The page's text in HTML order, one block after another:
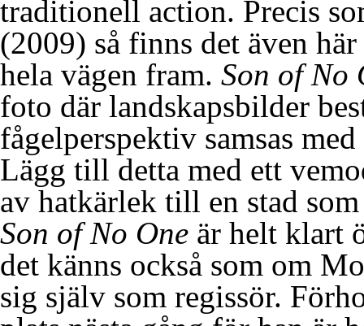
traditionell action. Precis
(2009) så finns det även
hela vägen fram. Son of No
foto där landskapsbilder
fågelperspektiv samsas
Lägg till detta med ett
av hatkärlek till en stad
Son of No One är helt klart
det känns också som om
sig själv som regissör.